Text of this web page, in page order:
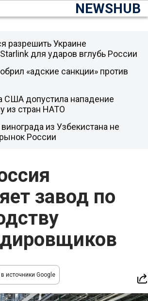
NEWSHUB
завод по
источники Google
разрешить Украине
для ударов вглубь России
«адские санкции» против
США допустила нападение
из стран НАТО
из Узбекистана не
России